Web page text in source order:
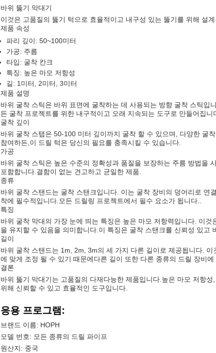
바위 뚫기 막대기
이것은 고품질의 뚫기 턱으로 효율적이고 내구성 있는 뚫기를 위해 설
제품 속성
파리 깊이: 50~100미터
가공: 주름
타입: 굴착 칸크
특징: 높은 마모 저항성
길: 1미터, 2미터, 3미터
제품 설명
바위 굴착 스틱은 바위 표면에 굴착하는 데 사용되는 방향 굴착 스틱
든 굴착 프로젝트를 위한 내구적이고 오래 지속되는 도구로 만들어집니
굴착 깊이
바위 굴착 스탭은 50-100 미터 깊이까지 굴착 할 수 있으며, 다양한 굴
참여하든,이 드릴 턱은 당신의 필요를 충족시킬 수 있습니다.
가공
바위 굴착 스틱은 높은 수준의 정확성과 품질을 보장하는 주름 방법을
포함합니다.결함이 없는 견고하고 균일한 제품.
종류
바위 굴착 스탠드는 굴착 스탠크입니다. 이는 굴착 장비의 덩어리로
착에 필수적입니다.모든 드릴링 프로젝트에서 필수 요소가 됩니다..
특징
바위 굴착 막대의 가장 눈에 띄는 특징은 높은 마모 저항력입니다. 이
을 유지할 수 있음을 의미합니다.이 특징은 굴착 스탠크를 신뢰성 있고
길이
바위 굴착 스탠드는 1m, 2m, 3m의 세 가지 다른 길이로 제공됩니다.
에 맞게 조정 될 수 있기 때문에다른 길이 또한 다른 종류의 드릴 장비
결론
바위 뚫기 막대기는 고품질의 다재다능한 제품입니다.높은 마모 저항
위해 신뢰할 수 있고 효율적인 도구입니다.
응용 프로그램:
브랜드 이름: HOPH
모델 번호: 모든 종류의 드릴 파이프
원산지: 중국